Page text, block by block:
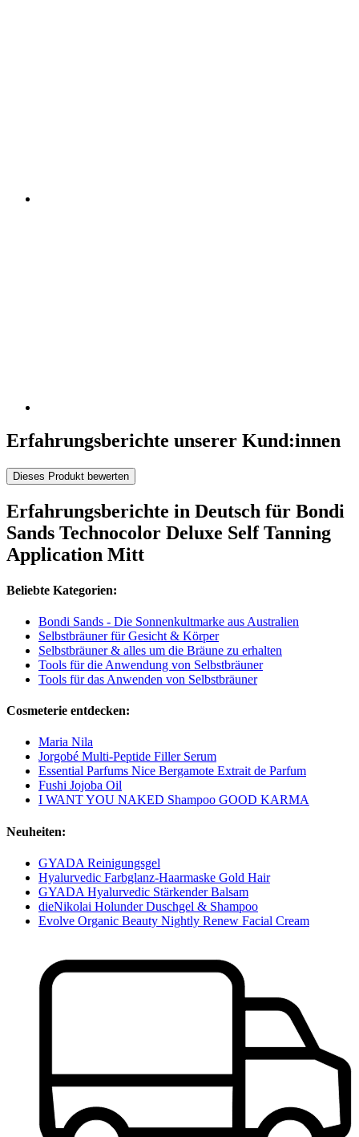
Erfahrungsberichte unserer Kund:innen
Dieses Produkt bewerten
Erfahrungsberichte in Deutsch für Bondi
Sands Technocolor Deluxe Self Tanning
Application Mitt
Beliebte Kategorien:
Bondi Sands - Die Sonnenkultmarke aus Australien
Selbstbräuner für Gesicht & Körper
Selbstbräuner & alles um die Bräune zu erhalten
Tools für die Anwendung von Selbstbräuner
Tools für das Anwenden von Selbstbräuner
Cosmeterie entdecken:
Maria Nila
Jorgobé Multi-Peptide Filler Serum
Essential Parfums Nice Bergamote Extrait de Parfum
Fushi Jojoba Oil
I WANT YOU NAKED Shampoo GOOD KARMA
Neuheiten:
GYADA Reinigungsgel
Hyalurvedic Farbglanz-Haarmaske Gold Hair
GYADA Hyalurvedic Stärkender Balsam
dieNikolai Holunder Duschgel & Shampoo
Evolve Organic Beauty Nightly Renew Facial Cream